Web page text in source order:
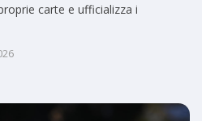
carte e ufficializza i